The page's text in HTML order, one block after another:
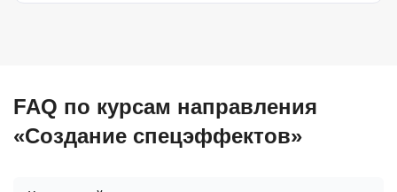
FAQ по курсам направления
«Создание спецэффектов»